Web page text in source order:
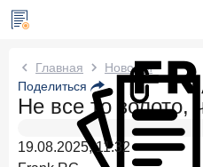
Новости Frank RG
Два дня назад
По итогам июля 2026 года
составил 1 061,9 млрд руб.
Главная
Новости
Поделиться
Не все то золото,
19.08.2025, 11:32